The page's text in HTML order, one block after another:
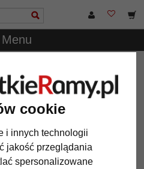
cookie
i innych technologii
jakość przeglądania
spersonalizowane
Menu
do obrazów